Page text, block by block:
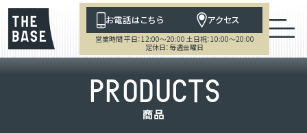
お電話はこちら アクセス
営業時間 平日：12:00～20:00 土日祝：10:00～20:00
定休日：毎週金曜日
PRODUCTS
商品